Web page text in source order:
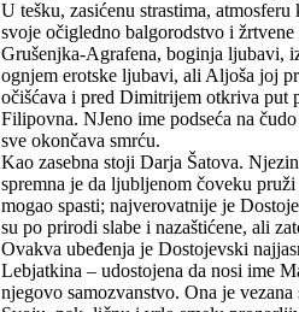
U tešku, zasićenu strastima,
svoje očigledno balgorodstvo i
Grušenjka-Agrafena, boginja ljubavi,
ognjem erotske ljubavi, ali Aljoša joj
očišćava i pred Dimitrijem otkriva put
Filipovna. NJeno ime podseća na
sve okončava smrću.
Kao zasebna stoji Darja Šatova.
spremna je da ljubljenom čoveku
mogao spasti; najverovatnije je
su po prirodi slabe i nazaštićene, ali
Ovakva ubeđenja je Dostojevski
Lebjatkina – udostojena da nosi ime
njegovo samozvanstvo. Ona je